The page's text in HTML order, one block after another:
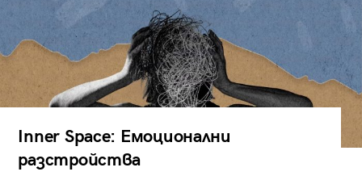
Inner Space: Емоционални
разстройства